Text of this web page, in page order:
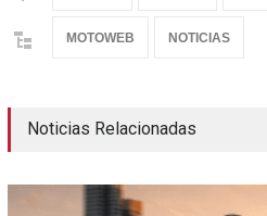
MOTOWEB NOTICIAS
Noticias Relacionadas